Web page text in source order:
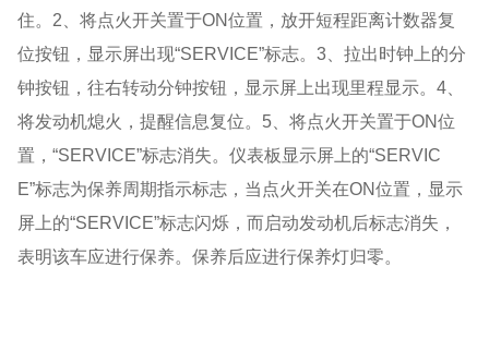
住。2、将点火开关置于ON位置，放开短程距离计数器复
位按钮，显示屏出现“SERVICE”标志。3、拉出时钟上的分
钟按钮，往右转动分钟按钮，显示屏上出现里程显示。4、
将发动机熄火，提醒信息复位。5、将点火开关置于ON位
置，“SERVICE”标志消失。仪表板显示屏上的“SERVIC
E”标志为保养周期指示标志，当点火开关在ON位置，显示
屏上的“SERVICE”标志闪烁，而启动发动机后标志消失，
表明该车应进行保养。保养后应进行保养灯归零。